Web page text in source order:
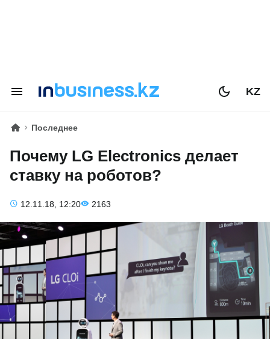
KZ
Последнее
Почему LG Electronics делает
ставку на роботов?
12.11.18, 12:20 2163